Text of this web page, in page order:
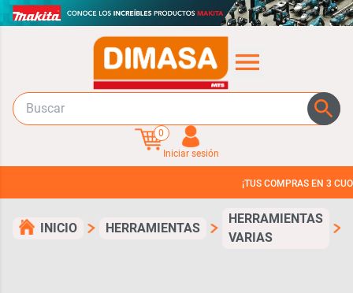
0
Iniciar sesión
¡TUS COMPRAS EN 3 CUOTAS
INICIO HERRAMIENTAS
HERRAMIENTAS
VARIAS